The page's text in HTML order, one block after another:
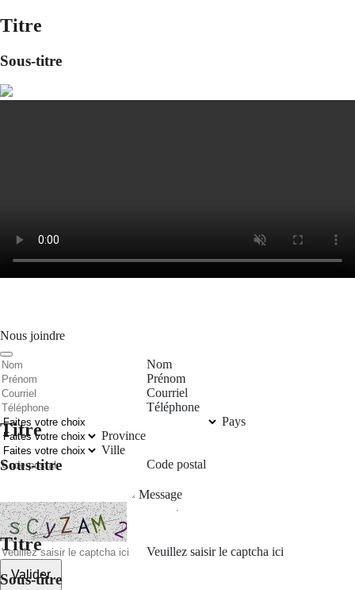
Titre
Sous-titre
Titre
Sous-titre
Titre
Sous-titre
Nous joindre
Nom
Prénom
Courriel
Téléphone
Pays
Province
Ville
Code postal
Message
Veuillez saisir le captcha ici
Valider